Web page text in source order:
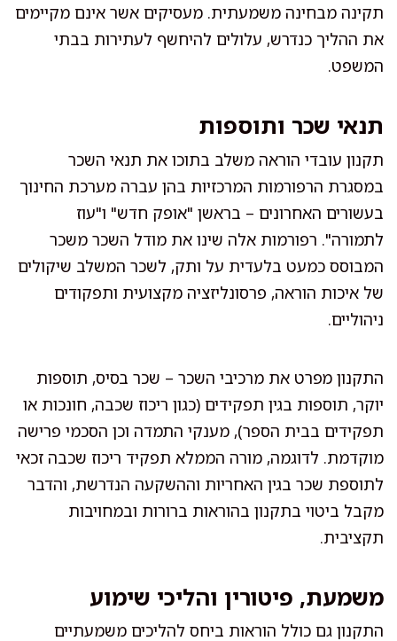
תקינה מבחינה משמעתית. מעסיקים אשר אינם מקיימים
את ההליך כנדרש, עלולים להיחשף לעתירות בבתי
המשפט.
תנאי שכר ותוספות
תקנון עובדי הוראה משלב בתוכו את תנאי השכר
במסגרת הרפורמות המרכזיות בהן עברה מערכת החינוך
בעשורים האחרונים – בראשן "אופק חדש" ו"עוז
לתמורה". רפורמות אלה שינו את מודל השכר משכר
המבוסס כמעט בלעדית על ותק, לשכר המשלב שיקולים
של איכות הוראה, פרסונליזציה מקצועית ותפקודים
ניהוליים.
התקנון מפרט את מרכיבי השכר – שכר בסיס, תוספות
יוקר, תוספות בגין תפקידים (כגון ריכוז שכבה, חונכות או
תפקידים בבית הספר), מענקי התמדה וכן הסכמי פרישה
מוקדמת. לדוגמה, מורה הממלא תפקיד ריכוז שכבה זכאי
לתוספת שכר בגין האחריות וההשקעה הנדרשת, והדבר
מקבל ביטוי בתקנון בהוראות ברורות ובמחויבות
תקציבית.
משמעת, פיטורין והליכי שימוע
התקנון גם כולל הוראות ביחס להליכים משמעתיים